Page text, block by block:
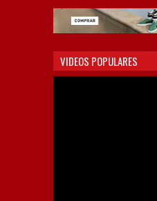
VIDEOS POPULARES